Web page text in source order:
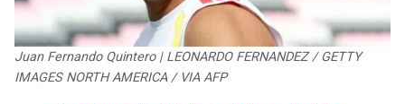
TITANS
WARRIORS
Juan Fernando Quintero | LEONARDO FERNANDEZ / GETTY
IMAGES NORTH AMERICA / VIA AFP